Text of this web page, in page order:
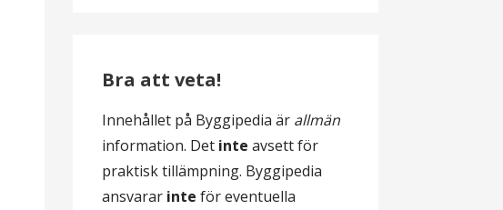
Bra att veta!
Innehållet på Byggipedia är allmän
information. Det inte avsett för
praktisk tillämpning. Byggipedia
ansvarar inte för eventuella